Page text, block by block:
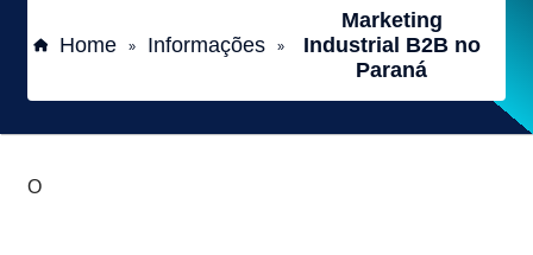
Home » Informações »
Marketing
Industrial B2B no
Paraná
O